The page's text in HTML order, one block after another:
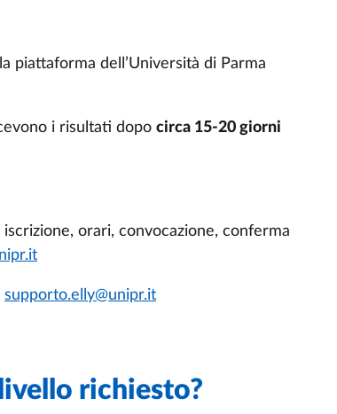
piattaforma dell’Università di Parma
i risultati dopo circa 15-20 giorni
iscrizione, orari, convocazione, conferma
supporto.elly@unipr.it
richiesto?